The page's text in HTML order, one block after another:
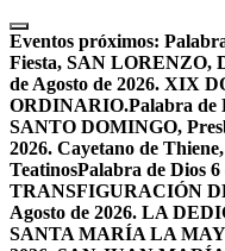
Skip
to
content
Eventos próximos:
Fiesta, SAN LORENZO,
de Agosto de 2026. XIX
ORDINARIO.Palabra de
SANTO DOMINGO,
2026. Cayetano de
TeatinosPalabra de Dios 6
TRANSFIGURACIÓN
Agosto de 2026. LA
SANTA MARÍA LA